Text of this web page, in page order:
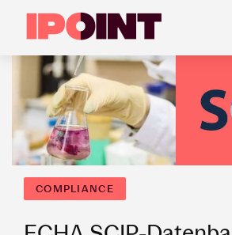
COMPLIANCE